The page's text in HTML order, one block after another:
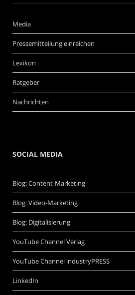
Media
Pressemitteilung einreichen
Lexikon
Ratgeber
Nachrichten
SOCIAL MEDIA
Blog: Content-Marketing
Blog: Video-Marketing
Blog: Digitalisierung
YouTube Channel Verlag
YouTube Channel industryPRESS
LinkedIn